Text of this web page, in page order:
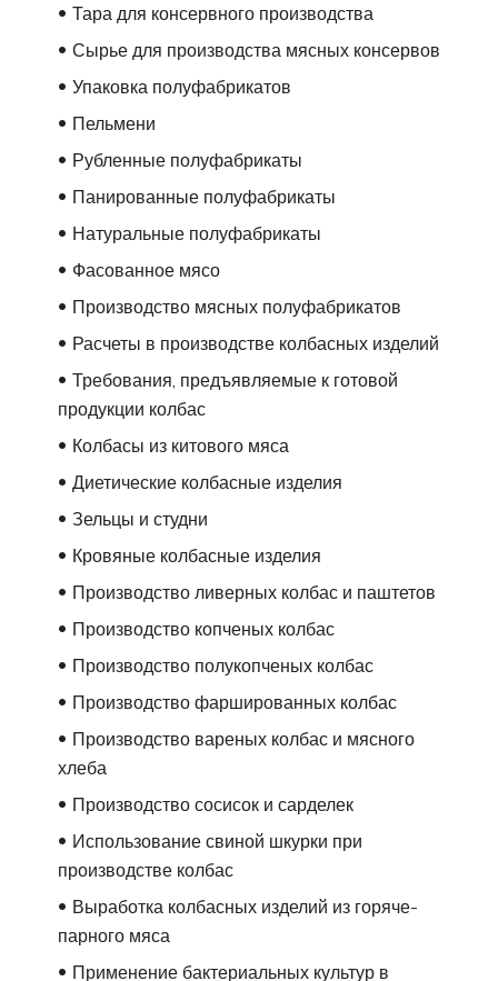
Тара для консервного производства
Сырье для производства мясных консервов
Упаковка полуфабрикатов
Пельмени
Рубленные полуфабрикаты
Панированные полуфабрикаты
Натуральные полуфабрикаты
Фасованное мясо
Производство мясных полуфабрикатов
Расчеты в производстве колбасных изделий
Требования, предъявляемые к готовой
продукции колбас
Колбасы из китового мяса
Диетические колбасные изделия
Зельцы и студни
Кровяные колбасные изделия
Производство ливерных колбас и паштетов
Производство копченых колбас
Производство полукопченых колбас
Производство фаршированных колбас
Производство вареных колбас и мясного
хлеба
Производство сосисок и сарделек
Использование свиной шкурки при
производстве колбас
Выработка колбасных изделий из горяче-
парного мяса
Применение бактериальных культур в